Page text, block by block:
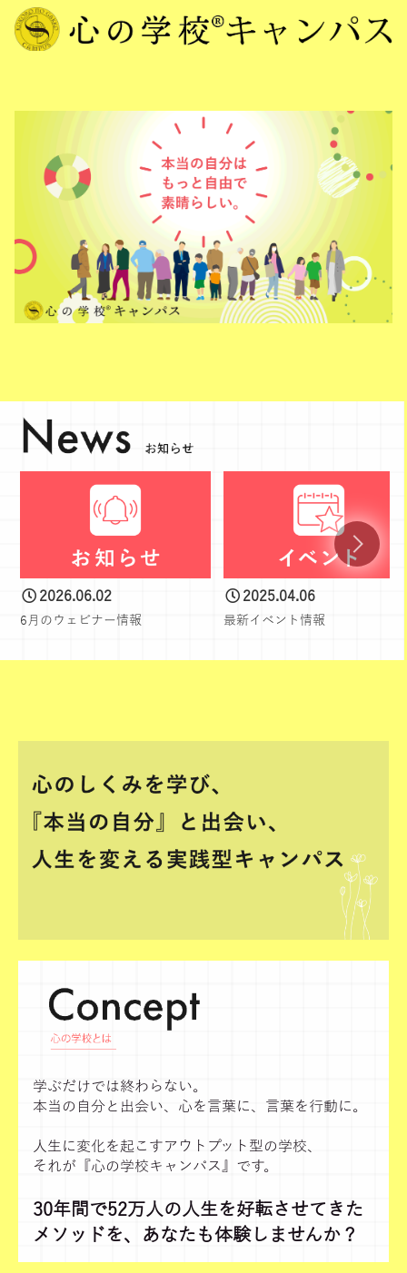
6月のウェビナー情報
2026.06.02
最新イベント情報
2025.04.06
学ぶだけでは終わらない。
本当の自分と出会い、心を言葉に、言葉を行動に。
人生に変化を起こすアウトプット型の学校、
それが『心の学校キャンパス』です。
30年間で52万人の人生を好転させてきた
メソッドを、あなたも体験しませんか？